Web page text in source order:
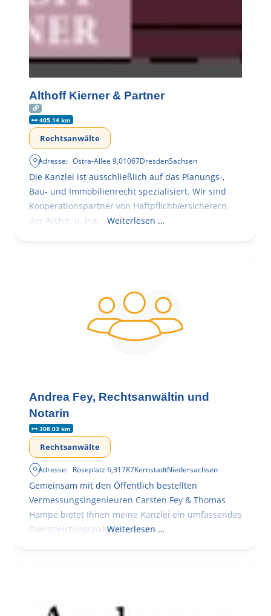
Althoff Kierner & Partner
405.14 km
Rechtsanwälte
Adresse: Ostra-Allee 9,01067DresdenSachsen
Die Kanzlei ist ausschließlich auf das Planungs-,
Bau- und Immobilienrecht spezialisiert. Wir sind
Kooperationspartner von Haftpflichtversicherern
der Archit. u. Ing.
Weiterlesen …
Andrea Fey, Rechtsanwältin und
Notarin
308.03 km
Rechtsanwälte
Adresse: Roseplatz 6,31787KernstadtNiedersachsen
Gemeinsam mit den Öffentlich bestellten
Vermessungsingenieuren Carsten Fey & Thomas
Hampe bietet Ihnen meine Kanzlei ein umfassendes
Dienstleistungspaket rund ums
Weiterlesen …